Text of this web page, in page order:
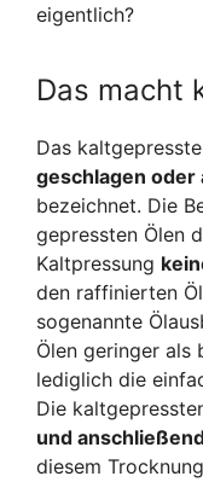
eigentlich?
Das macht
Das
geschlagen oder
bezeichnet. Die
gepressten Ölen
Kaltpressung
den raffinierten
sogenannte
Ölen geringer als
lediglich die
Die
und
diesem